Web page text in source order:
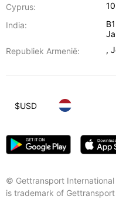
Cyprus:
India:
Republiek Armenië:
,
© Gettransport
is trademark of
$USD